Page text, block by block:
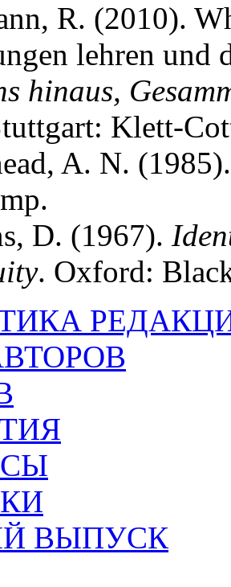
R. (2010).
lehren und
hinaus,
Klett-
A. N.
D. (1967).
. Oxford:
ВЫПУСК